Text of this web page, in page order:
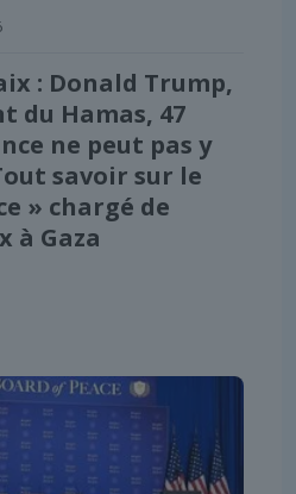
: Donald Trump,
du Hamas, 47
ne peut pas y
savoir sur le
» chargé de
à Gaza